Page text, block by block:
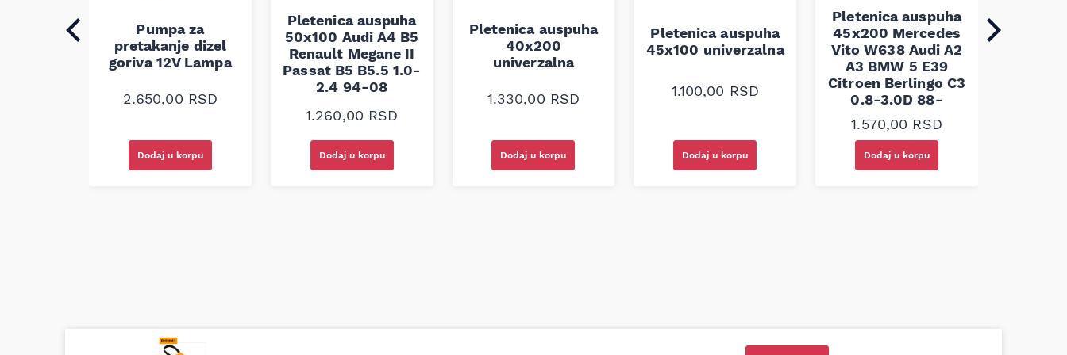
Pumpa za
pretakanje dizel
goriva 12V Lampa
2.650,00 RSD
Dodaj u korpu
Pletenica auspuha
50x100 Audi A4 B5
Renault Megane II
Passat B5 B5.5 1.0-
2.4 94-08
1.260,00 RSD
Dodaj u korpu
Pletenica auspuha
40x200
univerzalna
1.330,00 RSD
Dodaj u korpu
Pletenica auspuha
45x100 univerzalna
1.100,00 RSD
Dodaj u korpu
Pletenica auspuha
45x200 Mercedes
Vito W638 Audi A2
A3 BMW 5 E39
Citroen Berlingo C3
0.8-3.0D 88-
1.570,00 RSD
Dodaj u korpu